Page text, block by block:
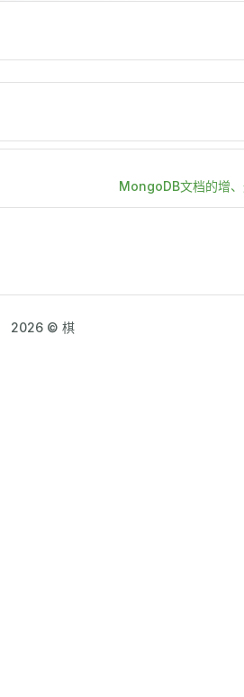
MongoDB文档的增
2026 © 棋